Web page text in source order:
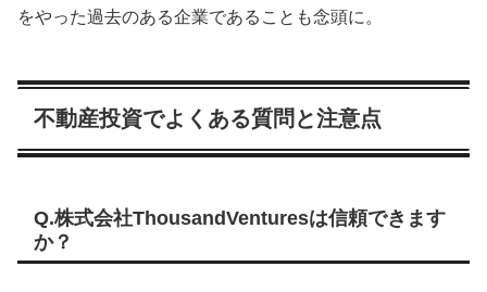
をやった過去のある企業であることも念頭に。
不動産投資でよくある質問と注意点
Q.株式会社ThousandVenturesは信頼できます
か？